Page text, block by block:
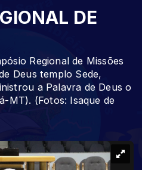
DE
Regional de Missões
Deus templo Sede,
a Palavra de Deus o
MT). (Fotos: Isaque de